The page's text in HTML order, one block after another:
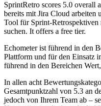
SprintRetro scores 5.0 overall
bereits mit Jira Cloud arbeiten
Tool für Sprint-
suchen. It offers a free tier.
Echometer ist führend in den
Plattform und für den Einsatz
führend in den Bereichen
In allen acht
Gesamtpunktzahl von 5.3 an
jedoch von Ihrem Team ab –